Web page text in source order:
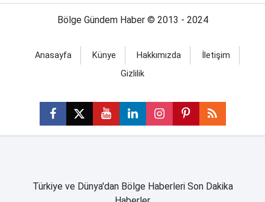
Bölge Gündem Haber © 2013 - 2024
Anasayfa Künye Hakkımızda
İletişim
Gizlilik
Türkiye ve Dünya'dan Bölge Haberleri Son Dakika